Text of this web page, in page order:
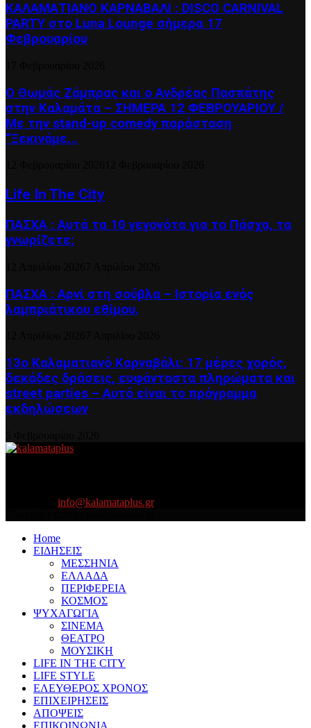
ΚΑΛΑΜΑΤΙΑΝΟ ΚΑΡΝΑΒΑΛΙ : DISCO CARNIVAL
PARTY στο Luna Lounge σήμερα 17
Φεβρουαρίου
Ο Θωμάς Ζάμπρας και ο Ανδρέας Πασπάτης
στην Καλαμάτα – ΣΗΜΕΡΑ 12 ΦΕΒΡΟΥΑΡΙΟΥ /
Με την stand-up comedy παράσταση
“Ξεκινάμε...
Life In The City
ΠΑΣΧΑ : Αυτά τα 10 γεγονότα για το Πάσχα, τα
γνωρίζετε;
ΠΑΣΧΑ : Αρνί στη σούβλα – Ιστορία ενός
λαμπριάτικου εθίμου.
13ο Καλαματιανό Καρναβάλι: 17 μέρες χορός,
δεκάδες δράσεις, ευφάνταστα πληρώματα και
street parties – Αυτό είναι το πρόγραμμα
εκδηλώσεων
info@kalamataplus.gr
Home
ΕΙΔΗΣΕΙΣ
ΜΕΣΣΗΝΙΑ
ΕΛΛΑΔΑ
ΠΕΡΙΦΕΡΕΙΑ
ΚΟΣΜΟΣ
ΨΥΧΑΓΩΓΙΑ
ΣΙΝΕΜΑ
ΘΕΑΤΡΟ
ΜΟΥΣΙΚΗ
LIFE IN THE CITY
LIFE STYLE
ΕΛΕΥΘΕΡΟΣ ΧΡΟΝΟΣ
ΕΠΙΧΕΙΡΗΣΕΙΣ
ΑΠΟΨΕΙΣ
ΕΠΙΚΟΙΝΩΝΙΑ